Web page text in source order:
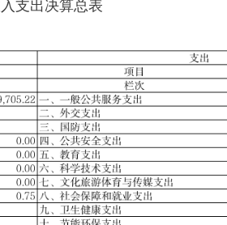
支出决算总表